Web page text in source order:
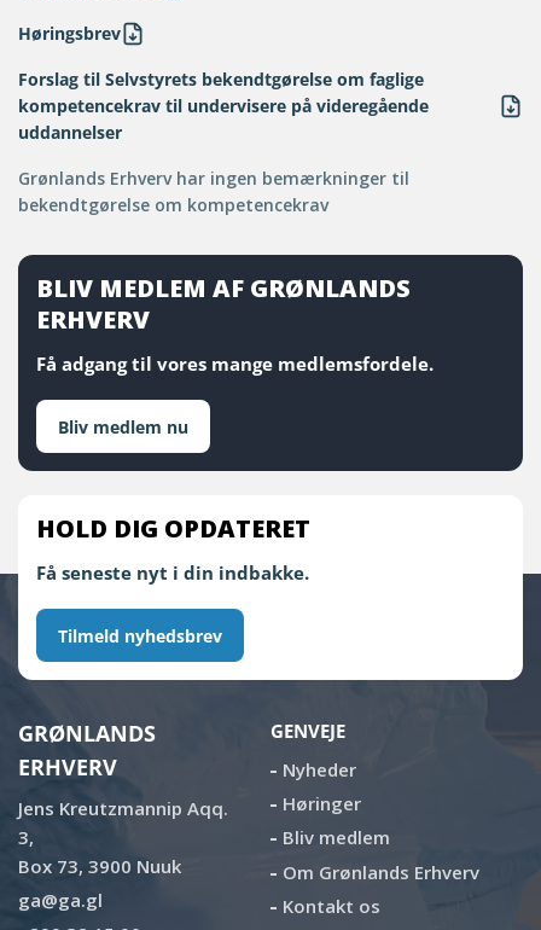
Høringsbrev
Forslag til Selvstyrets bekendtgørelse om faglige
kompetencekrav til undervisere på videregående
uddannelser
Grønlands Erhverv har ingen bemærkninger til
bekendtgørelse om kompetencekrav
BLIV MEDLEM AF GRØNLANDS
ERHVERV
Få adgang til vores mange medlemsfordele.
Bliv medlem nu
HOLD DIG OPDATERET
Få seneste nyt i din indbakke.
Tilmeld nyhedsbrev
GRØNLANDS
ERHVERV
Jens Kreutzmannip Aqq.
3,
Box 73, 3900 Nuuk
ga@ga.gl
GENVEJE
Nyheder
Høringer
Bliv medlem
Om Grønlands Erhverv
Kontakt os